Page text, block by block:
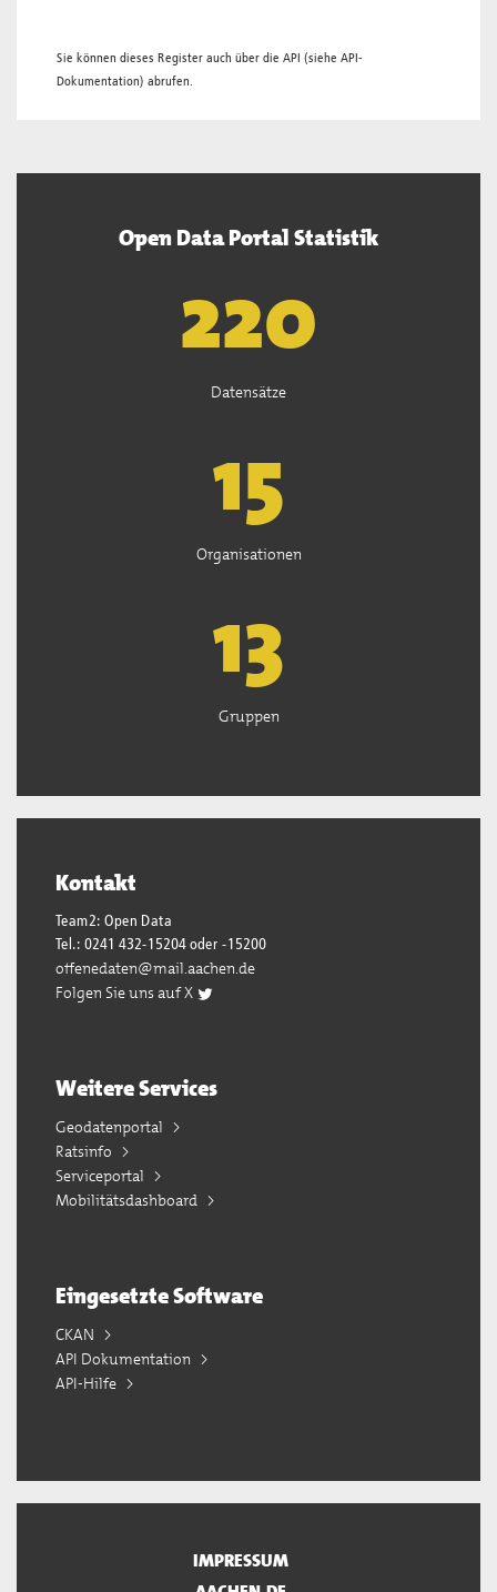
Sie können dieses Register auch über die API (siehe API-
Dokumentation) abrufen.
Open Data Portal Statistik
222
Datensätze
15
Organisationen
13
Gruppen
Kontakt
Team2: Open Data
Tel.: 0241 432-15204 oder -15200
offenedaten@mail.aachen.de
Folgen Sie uns auf X
Weitere Services
Geodatenportal
Ratsinfo
Serviceportal
Mobilitätsdashboard
Eingesetzte Software
CKAN
API Dokumentation
API-Hilfe
IMPRESSUM